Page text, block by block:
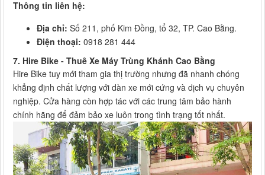
Thông tin liên hệ:
Địa chỉ: Số 211, phố Kim Đồng, tổ 32, TP. Cao Bằng.
Điện thoại: 0918 281 444
7. Hire Bike - Thuê Xe Máy Trùng Khánh Cao Bằng
Hire Bike tuy mới tham gia thị trường nhưng đã nhanh chóng
khẳng định chất lượng với dàn xe mới cứng và dịch vụ chuyên
nghiệp. Cửa hàng còn hợp tác với các trung tâm bảo hành
chính hãng để đảm bảo xe luôn trong tình trạng tốt nhất.